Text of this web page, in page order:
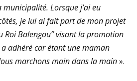
Lorsque j’ai eu
je lui ai fait part de mon projet
Roi Balengou” visant la promotion
adhéré car étant une maman
marchons main dans la main».